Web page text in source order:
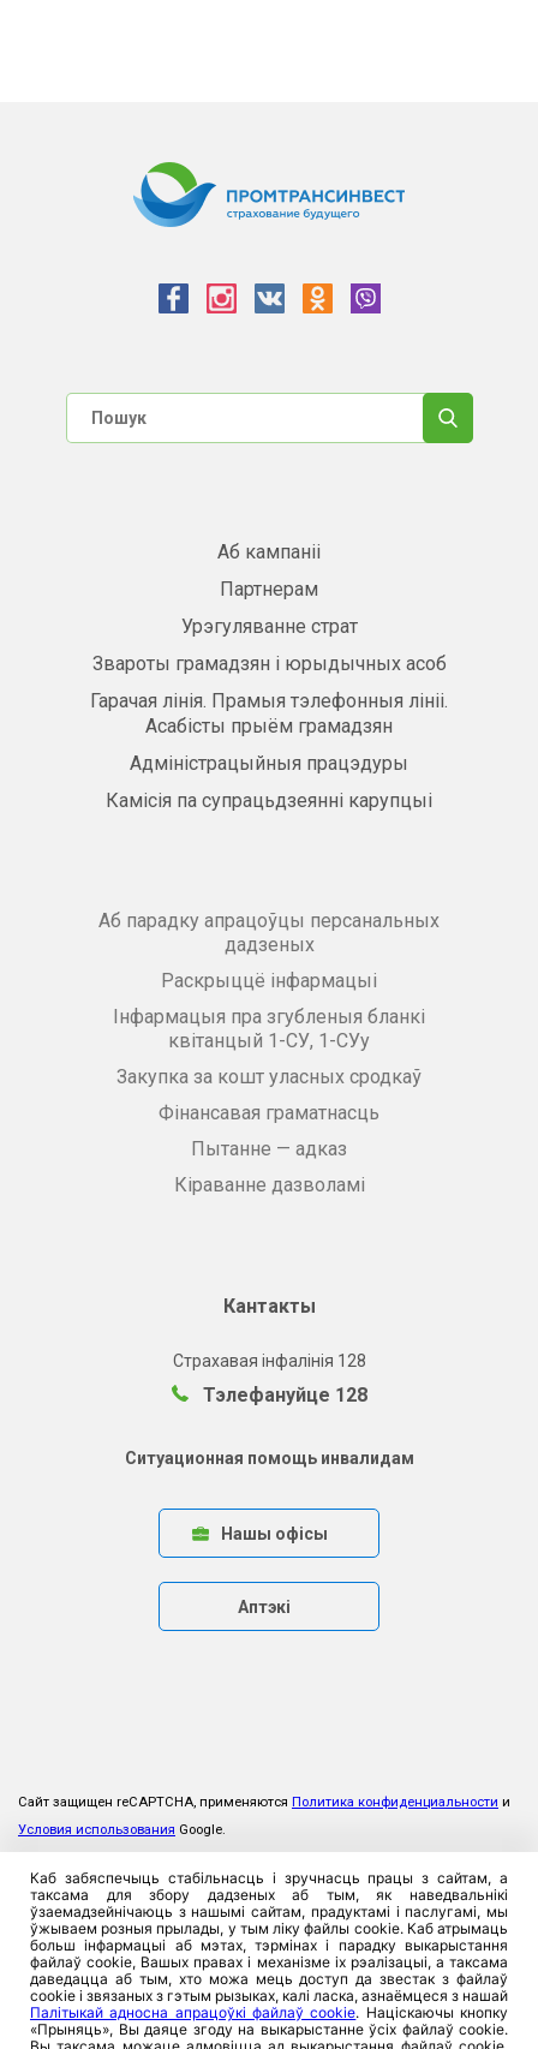
Аб кампаніі
Партнерам
Урэгуляванне страт
Звароты грамадзян і юрыдычных асоб
Гарачая лінія. Прамыя тэлефонныя лініі.
Асабісты прыём грамадзян
Адміністрацыйныя працэдуры
Камісія па супрацьдзеянні карупцыі
Аб парадку апрацоўцы персанальных
дадзеных
Раскрыццё інфармацыі
Інфармацыя пра згубленыя бланкі
квітанцый 1-СУ, 1-СУу
Закупка за кошт уласных сродкаў
Фінансавая граматнасць
Пытанне — адказ
Кіраванне дазволамі
Кантакты
Страхавая інфалінія 128
Тэлефануйце 128
Ситуационная помощь инвалидам
Нашы офісы
Аптэкі
Сайт защищен reCAPTCHA, применяются Политика конфиденциальности и
Условия использования Google.
Каб забяспечыць стабільнасць і зручнасць працы з сайтам, а
таксама для збору дадзеных аб тым, як наведвальнікі
ўзаемадзейнічаюць з нашымі сайтам, прадуктамі і паслугамі, мы
ўжываем розныя прылады, у тым ліку файлы cookie. Каб атрымаць
больш інфармацыі аб мэтах, тэрмінах і парадку выкарыстання
файлаў cookie, Вашых правах і механізме іх рэалізацыі, а таксама
даведацца аб тым, хто можа мець доступ да звестак з файлаў
cookie і звязаных з гэтым рызыках, калі ласка, азнаёмцеся з нашай
Палітыкай адносна апрацоўкі файлаў cookie. Націскаючы кнопку
«Прыняць», Вы даяце згоду на выкарыстанне ўсіх файлаў cookie.